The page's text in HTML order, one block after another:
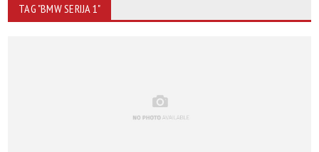
TAG "BMW SERIJA 1"